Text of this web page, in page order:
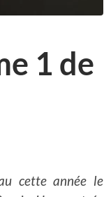
1 de
cette année le